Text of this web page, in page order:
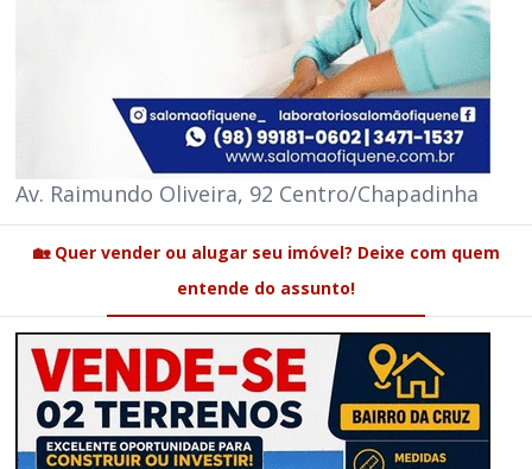
Av. Raimundo Oliveira, 92 Centro/Chapadinha
🏡 Quer vender ou alugar seu imóvel? Deixe com quem
entende do assunto!